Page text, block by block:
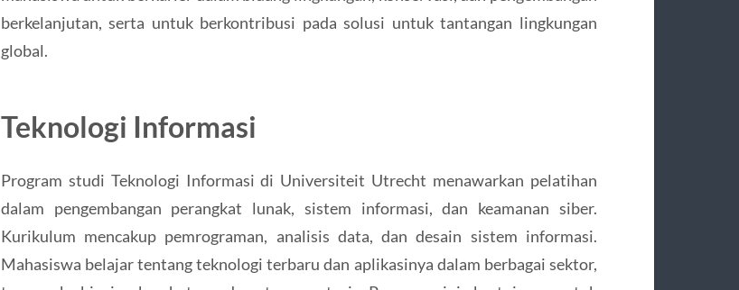
berkelanjutan, serta untuk berkontribusi pada solusi untuk tantangan lingkungan
global.
Teknologi Informasi
Program studi Teknologi Informasi di Universiteit Utrecht menawarkan pelatihan
dalam pengembangan perangkat lunak, sistem informasi, dan keamanan siber.
Kurikulum mencakup pemrograman, analisis data, dan desain sistem informasi.
Mahasiswa belajar tentang teknologi terbaru dan aplikasinya dalam berbagai sektor,